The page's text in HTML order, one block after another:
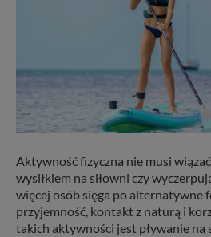
Aktywność fizyczna nie musi
wysiłkiem na siłowni czy
więcej osób sięga po alternatywne
przyjemność, kontakt z naturą i
takich aktywności jest pływanie na